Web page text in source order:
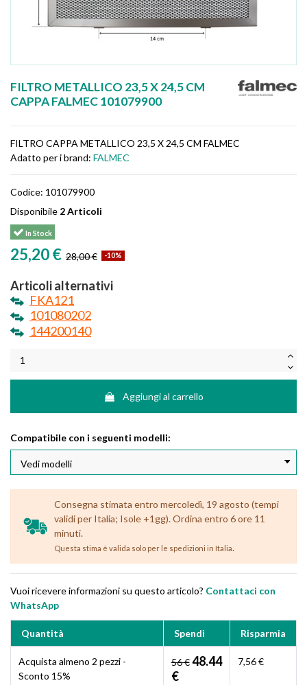
FILTRO METALLICO 23,5 X 24,5 CM
CAPPA FALMEC 101079900
FILTRO CAPPA METALLICO 23,5 X 24,5 CM FALMEC
Adatto per i brand: FALMEC
Codice: 101079900
Disponibile 2 Articoli
In Stock
25,20 € 28,00 € -10%
Articoli alternativi
FKA121
101080202
144200140
Aggiungi al carrello
Compatibile con i seguenti modelli:
Consegna stimata entro mercoledì, 19 agosto (tempi
validi per Italia; Isole +1gg). Ordina entro 6 ore 11
minuti.
Questa stima è valida solo per le spedizioni in Italia.
Vuoi ricevere informazioni su questo articolo? Contattaci con
WhatsApp
Quantità Spendi Risparmia
Acquista almeno 2 pezzi -
Sconto 15%
56 € 48.44
€
7,56 €